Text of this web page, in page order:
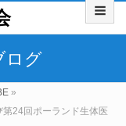
ログ
»
24回ポーランド生体医